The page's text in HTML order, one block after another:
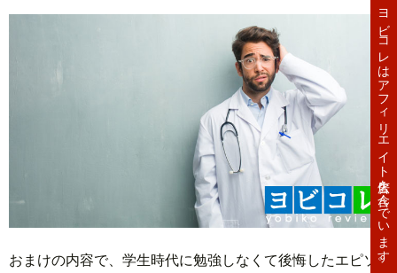
おまけの内容で、学生時代に勉強しなくて後悔したエピソ ヨビコレはアフィリエイト広告を含んでいます。